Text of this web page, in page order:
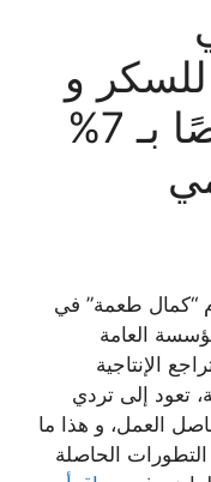
و
منتوجها يعاني نقصًا بـ 7%
“كمال طعمة” في
العامة
الإنتاجية
تعود إلى تردي
العمل، و هذا ما
الحاصلة